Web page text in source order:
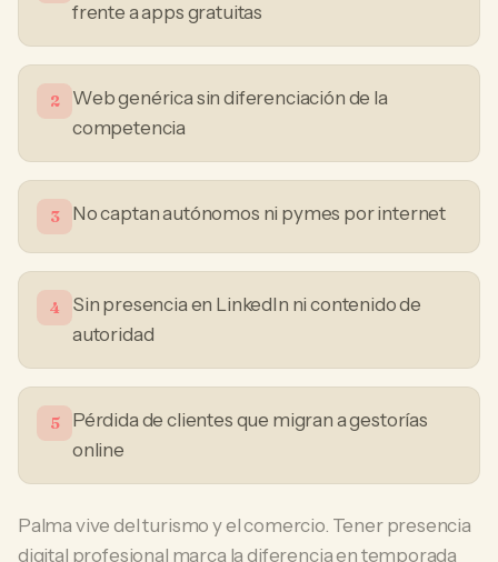
frente a apps gratuitas
2
Web genérica sin diferenciación de la
competencia
3 No captan autónomos ni pymes por internet
4
Sin presencia en LinkedIn ni contenido de
autoridad
5
Pérdida de clientes que migran a gestorías
online
Palma vive del turismo y el comercio. Tener presencia
digital profesional marca la diferencia en temporada